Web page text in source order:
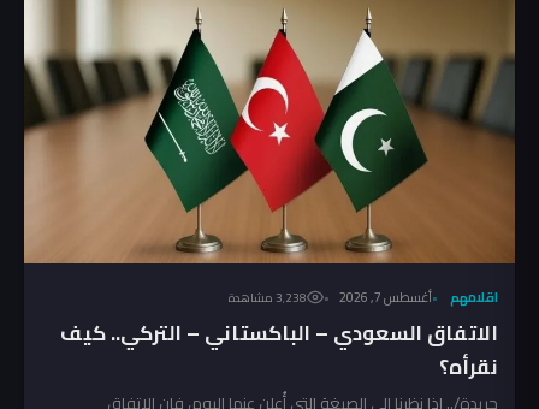
اقلامهم أغسطس 7, 2026 3٬238 مشاهدة
الاتفاق السعودي – الباكستاني – التركي.. كيف
نقرأه؟
جريدة/.. إذا نظرنا الى الصيغة التي أُعلن عنها اليوم، فإن الاتفاق